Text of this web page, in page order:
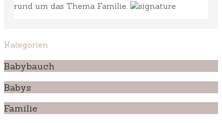
rund um das Thema Familie.
Kategorien
Babybauch
Babys
Familie